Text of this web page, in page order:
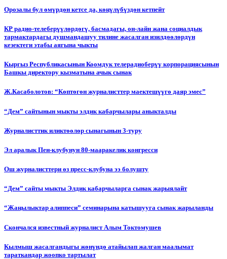
Орозалы бул өмүрдөн кетсе да, көңүлүбүздөн кетпейт
КР радио-телеберүүлөрдөгү, басмадагы, он-лайн жана социалдык
тармактардагы душмандашуу тилине жасалган изилдөөлөрдүн
кезектеги этабы аягына чыкты
Кыргыз Республикасынын Коомдук телерадиоберүү корпорациясынын
Башкы директору кызматына ачык сынак
Ж.Касаболотов: “Көптөгөн журналисттер маектешүүгө даяр эмес”
“Дем” сайтынын мыкты элдик кабарчылары аныкталды
Журналисттик иликтөөлөр сынагынын 3-туру
Эл аралык Пен-клубунун 80-мааракелик конгресси
Ош журналисттери өз пресс-клубуна ээ болушту
“Дем” сайты мыкты Элдик кабарчыларга сынак жарыялайт
“Жаңылыктар алиппеси” семинарына катышууга сынак жарыланды
Cкончался известный журналист Алым Токтомушев
Кылмыш жасалгандыгы жөнүндө атайылап жалган маалымат
тараткандар жоопко тартылат